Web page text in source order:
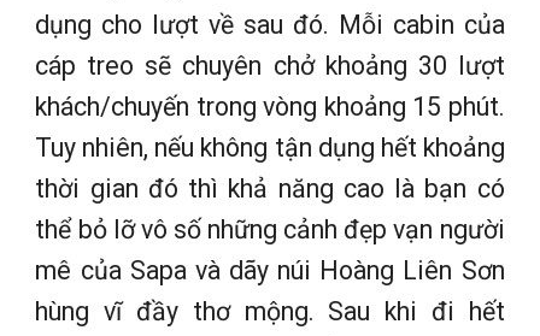
dụng cho lượt về sau đó. Mỗi cabin của
cáp treo sẽ chuyên chở khoảng 30 lượt
khách/chuyến trong vòng khoảng 15 phút.
Tuy nhiên, nếu không tận dụng hết khoảng
thời gian đó thì khả năng cao là bạn có
thể bỏ lỡ vô số những cảnh đẹp vạn người
mê của Sapa và dãy núi Hoàng Liên Sơn
hùng vĩ đầy thơ mộng. Sau khi đi hết